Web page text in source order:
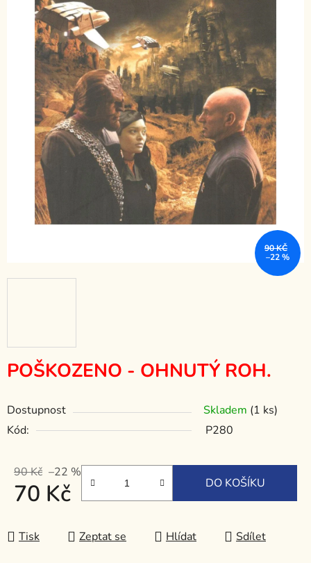
POŠKOZENO - OHNUTÝ ROH.
Dostupnost Skladem (1 ks)
Kód:
P280
90 Kč –22 %
70 Kč DO KOŠÍKU
Tisk Zeptat se Hlídat Sdílet
90 KČ
–22 %